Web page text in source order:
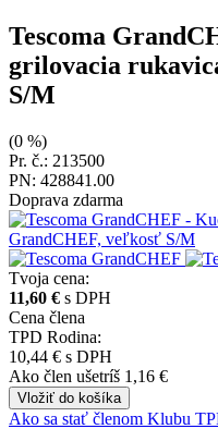
Tescoma
grilovacia
S/M
(0 %)
Pr. č.: 213500
PN: 428841.00
Doprava zdarma
Tvoja cena:
11,60 € s DPH
Cena člena
TPD Rodina:
10,44 € s DPH
Ako člen ušetríš 1,16 €
Vložiť do košíka
Ako sa stať členom Klubu